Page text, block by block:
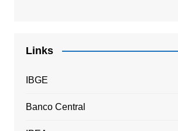
Links
IBGE
Banco Central